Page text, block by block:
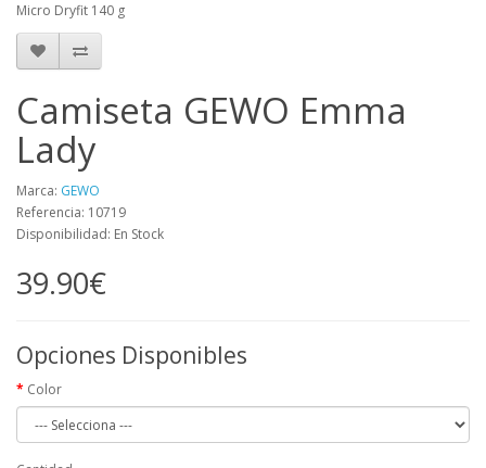
Micro Dryfit 140 g
Camiseta GEWO Emma
Lady
Marca: GEWO
Referencia: 10719
Disponibilidad: En Stock
39.90€
Opciones Disponibles
Color